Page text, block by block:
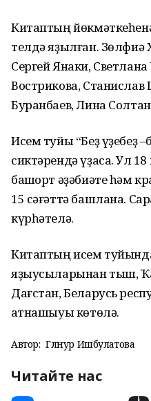
Китаптың
телдә яҙылған.
Сергей Янаки,
Вострикова,
Буранбаев, Лина
Исем туйы “Беҙ үҙебеҙ
сиктәрендә үҙасаҡ. Ул
башҡорт әҙәбиәте һәм
15 сәғәттә башлана.
күрһәтелә.
Китаптың исем
яҙыусыларынан тыш,
Дағстан, Беларусь
ҡатнашыуы көтөлә.
Автор: Гөлнур Ишбулатова
Читайте нас